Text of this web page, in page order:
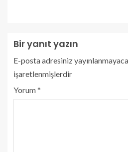
Bir yanıt yazın
E-posta adresiniz
işaretlenmişlerdir
Yorum*